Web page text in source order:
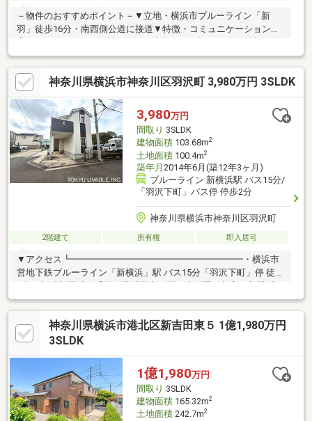
－物件のおすすめポイント－▼立地・横浜市ブルーライン「新
羽」徒歩16分・南西側公道に接道▼特徴・コミュニケーションを
む対面式カウンターキッチン、IHクッキングヒーターを搭載・各
階にトイレ有、来客時にも気兼ねなく使用可・南東側洋室に
WIC・南東向きバルコニーを設置・駐車1台可(車種による)▼設
備・食洗機・浴室乾燥機・エコキュート▼周辺環境・横浜市立折
本小学校 徒歩9分(約700m)■ ご希望の住まい探しをお手伝いしま
す ━━━━━・・・物件の詳細・ご相談はお気軽にお問い合わせ
ください。
神奈川県横浜市神奈川区羽沢町 3,980万円 3SLDK
3,980万円
間取り 3SLDK
建物面積103.68m2
土地面積100.4m2
築年月 2014年6月(築12年3ヶ月)
ブルーライン 新横浜駅 バス15分/
「羽沢下町」バス停 停歩2分
神奈川県横浜市神奈川区羽沢町
2階建て 所有権 即入居可
▼アクセス┗━━━━━━━━━━━━━━━━━━━・横浜市
営地下鉄ブルーライン「新横浜」駅 バス15分「羽沢下町」停 徒歩
のアクセスが向上し、注目が集まるエリアです。┃▼物件の強み -
Sales Points-┗━━━━━━━━━━━━━━━━━━【間取
り・構造の特徴】■3LDK＋2S ・LDKは約17.5畳の広々とした空
間。家族が集まる開放的なリビングです。 ・1階に2部屋（洋室・
ご家庭や、二世帯に近い形での居住、在宅ワーク用ルームの確保
も容易です。
神奈川県横浜市港北区新吉田東５ 1億1,980万円
3SLDK
1億1,980万円
間取り 3SLDK
建物面積165.32m2
土地面積242.7m2